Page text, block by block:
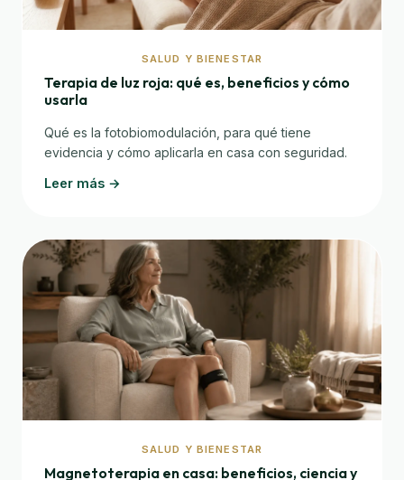
SALUD Y BIENESTAR
Terapia de luz roja: qué es, beneficios y cómo
usarla
Qué es la fotobiomodulación, para qué tiene
evidencia y cómo aplicarla en casa con seguridad.
Leer más →
SALUD Y BIENESTAR
Magnetoterapia en casa: beneficios, ciencia y